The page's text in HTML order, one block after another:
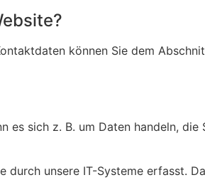
können Sie dem
es sich z. B. um Daten handeln, die
durch unsere IT-Systeme erfasst.